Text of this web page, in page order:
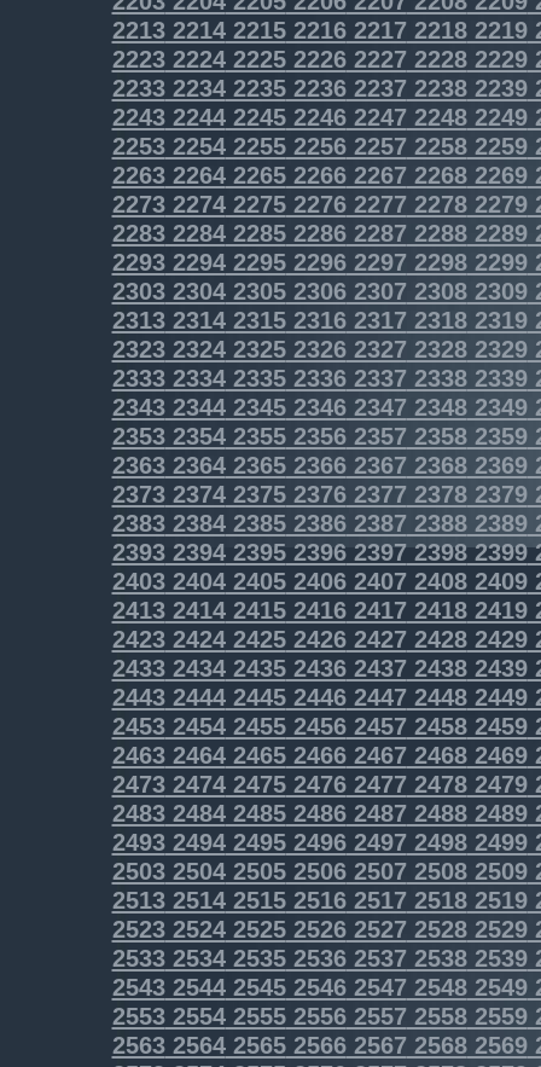
2213221422152216221722182219
2223222422252226222722282229
2233223422352236223722382239
2243224422452246224722482249
2253225422552256225722582259
22632264226522662267 22682269
2273227422752276227722782279
22832284228522862287 22882289
22932294229522962297 22982299
23032304230523062307 23082309
2313231423152316231723182319
23232324232523262327 23282329
23332334233523362337 23382339
23432344234523462347 23482349
23532354235523562357 23582359
23632364236523662367 23682369
23732374237523762377 23782379
23832384238523862387 23882389
2393239423952396239723982399
2403240424052406240724082409
2413241424152416241724182419
2423242424252426242724282429
2433243424352436243724382439
2443244424452446244724482449
2453245424552456245724582459
2463246424652466246724682469
2473247424752476247724782479
2483248424852486248724882489
2493249424952496249724982499
2503250425052506250725082509
2513251425152516251725182519
2523252425252526252725282529
2533253425352536253725382539
2543254425452546254725482549
2553255425552556255725582559
25632564256525662567 25682569